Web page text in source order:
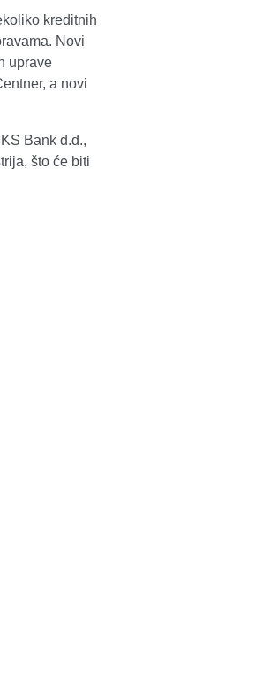
kreditnih
Novi
uprave
a novi
Bank d.d.,
što će biti